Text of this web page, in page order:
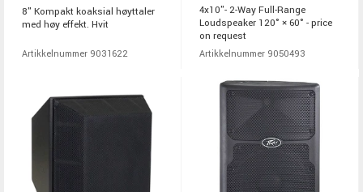
8" Kompakt koaksial høyttaler
med høy effekt. Hvit
Artikkelnummer 9031622
4x10"- 2-Way Full-Range
Loudspeaker 120° × 60° - price
on request
Artikkelnummer 9050493